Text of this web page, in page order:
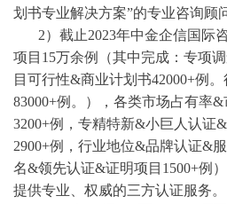
划书专业解决方案”的专业咨询顾
2）截止2023年中金企信国际
项目15万余例（其中完成：专项
目可行性&商业计划书42000+例
83000+例。），各类市场占有率
3200+例，专精特新&小巨人认证
2900+例，行业地位&品牌认证&
名&领先认证&证明项目1500+例
提供专业、权威的三方认证服务。